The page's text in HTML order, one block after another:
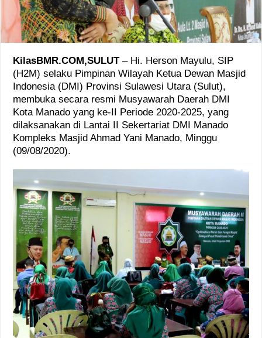
KilasBMR.COM,SULUT– Hi. Herson Mayulu, SIP
(H2M) selaku Pimpinan Wilayah Ketua Dewan Masjid
Indonesia (DMI) Provinsi Sulawesi Utara (Sulut),
membuka secara resmi Musyawarah Daerah DMI
Kota Manado yang ke-II Periode 2020-2025, yang
dilaksanakan di Lantai II Sekertariat DMI Manado
Kompleks Masjid Ahmad Yani Manado, Minggu
(09/08/2020).